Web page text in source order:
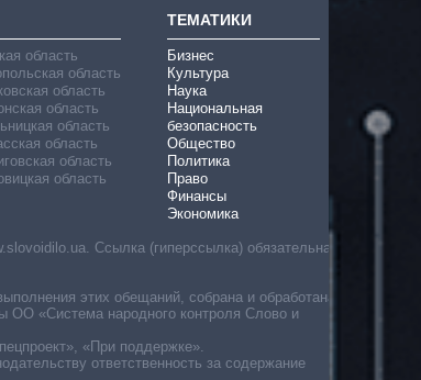
область
область
область
область
область
область
область
область
ТЕМАТИКИ
Бизнес
Культура
Наука
Национальная
безопасность
Общество
Политика
Право
Финансы
Экономика
Ссылка (гиперссылка) обязательна
этих обещаний, собрана и обработана
«Система народного контроля Слово и
«При поддержке».
ответственность за содержание